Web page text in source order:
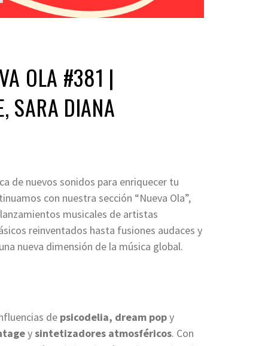
OLA #381 |
SARA DIANA
de nuevos sonidos para enriquecer tu
con nuestra sección “Nueva Ola”,
musicales de artistas
reinventados hasta fusiones audaces y
nueva dimensión de la música global.
de psicodelia, dream popy
ysintetizadores atmosféricos. Con